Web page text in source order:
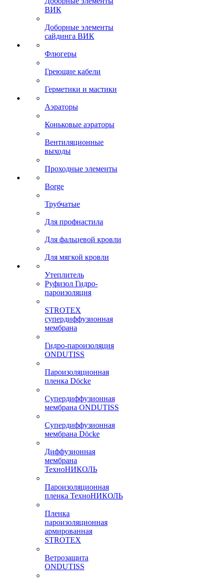
ВИК
Доборные элементы
сайдинга ВИК
Флюгеры
Греющие кабели
Герметики и мастики
Аэраторы
Коньковые аэраторы
Вентиляционные
выходы
Проходные элементы
Borge
Трубчатые
Для профнастила
Для фальцевой кровли
Для мягкой кровли
Утеплитель
Руфизол Гидро-
пароизоляция
STROTEX
супердиффузионная
мембрана
Гидро-пароизоляция
ONDUTISS
Пароизоляционная
пленка Döcke
Супердиффузионная
мембрана ONDUTISS
Супердиффузионная
мембрана Döcke
Диффузионная
мембрана
ТехноНИКОЛЬ
Пароизоляционная
пленка ТехноНИКОЛЬ
Пленка
пароизоляционная
армированная
STROTEX
Ветрозащита
ONDUTISS